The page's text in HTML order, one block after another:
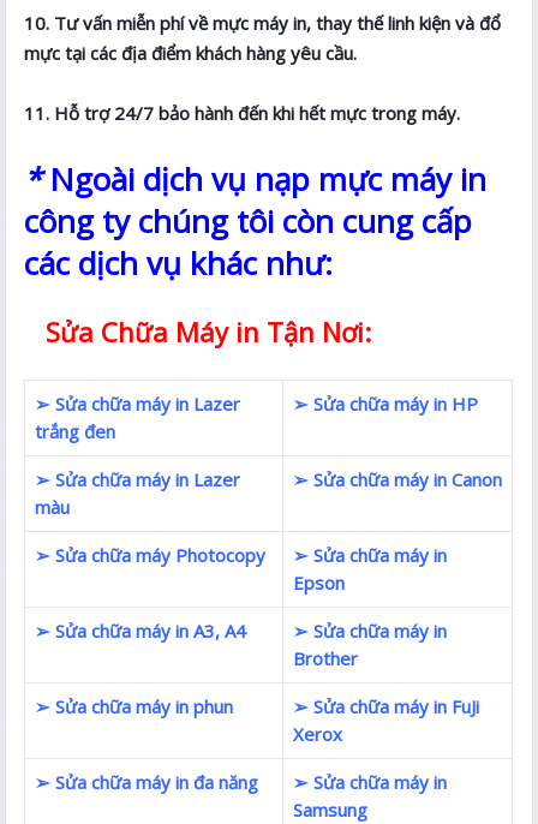
10. Tư vấn miễn phí về mực máy in, thay thế linh kiện và đổ
mực tại các địa điểm khách hàng yêu cầu.
11. Hỗ trợ 24/7 bảo hành đến khi hết mực trong máy.
*Ngoài dịch vụ nạp mực máy in
công ty chúng tôi còn cung cấp
các dịch vụ khác như:
Sửa Chữa Máy in Tận Nơi:
➢ Sửa chữa máy in Lazer
trắng đen
➢ Sửa chữa máy in HP
➢ Sửa chữa máy in Lazer
màu
➢ Sửa chữa máy in Canon
➢ Sửa chữa máy Photocopy
➢ Sửa chữa máy in
Epson
➢ Sửa chữa máy in A3, A4
➢ Sửa chữa máy in
Brother
➢ Sửa chữa máy in phun
➢ Sửa chữa máy in FuJi
Xerox
➢ Sửa chữa máy in đa năng
➢ Sửa chữa máy in
Samsung